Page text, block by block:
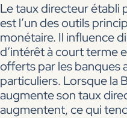
Le taux directeur établi
est l’un des outils
monétaire. Il influence
d’intérêt à court terme
offerts par les banques
particuliers. Lorsque la
augmente son taux
augmentent, ce qui